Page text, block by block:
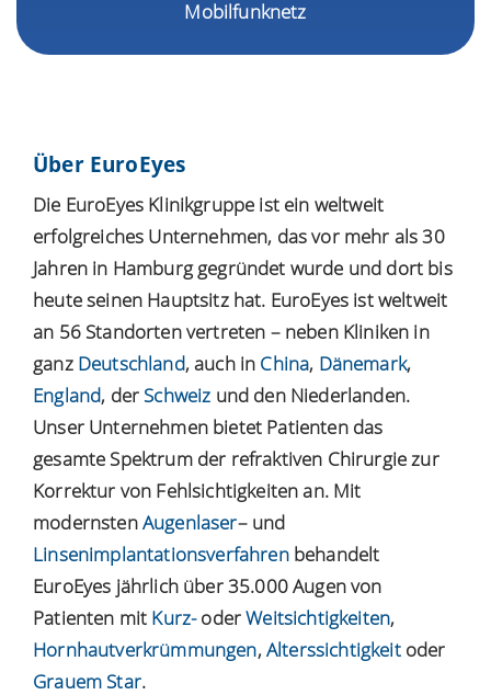
Mobilfunknetz
Über EuroEyes
Die EuroEyes Klinikgruppe ist ein weltweit
erfolgreiches Unternehmen, das vor mehr als 30
Jahren in Hamburg gegründet wurde und dort bis
heute seinen Hauptsitz hat. EuroEyes ist weltweit
an 56 Standorten vertreten – neben Kliniken in
ganz Deutschland, auch in China, Dänemark,
England, der Schweiz und den Niederlanden.
Unser Unternehmen bietet Patienten das
gesamte Spektrum der refraktiven Chirurgie zur
Korrektur von Fehlsichtigkeiten an. Mit
modernstenAugenlaser– und
Linsenimplantationsverfahrenbehandelt
EuroEyes jährlich über 35.000 Augen von
Patienten mit Kurz-oderWeitsichtigkeiten,
Hornhautverkrümmungen,Alterssichtigkeitoder
Grauem Star.